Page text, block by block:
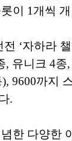
이 1개씩
‘자하라
, 유니크 4종
9600까지
.
한 다양한